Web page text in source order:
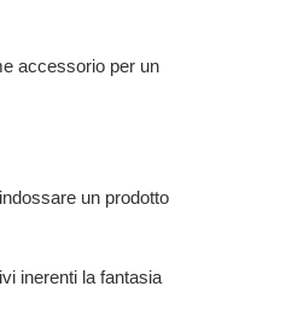
accessorio per un
un prodotto
inerenti la fantasia